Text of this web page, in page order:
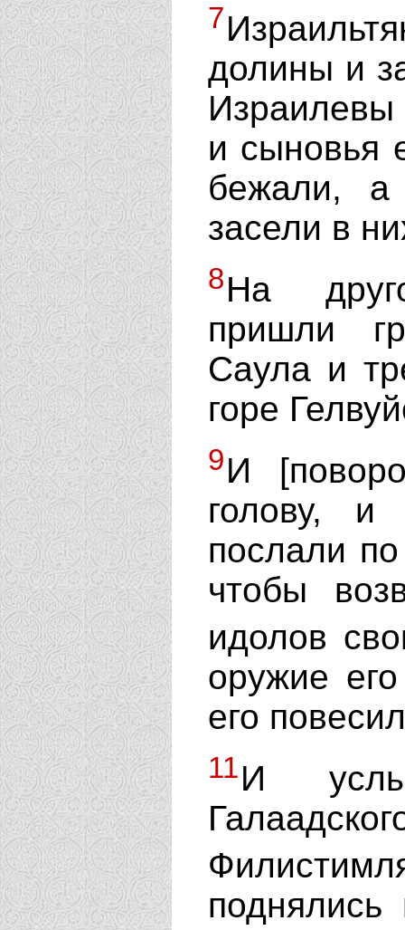
7
долины и
и сыновья
бежали,
засели в
8На
пришли
Саула и
горе
9И
голову,
послали
чтобы
идолов
оружие
его
11И